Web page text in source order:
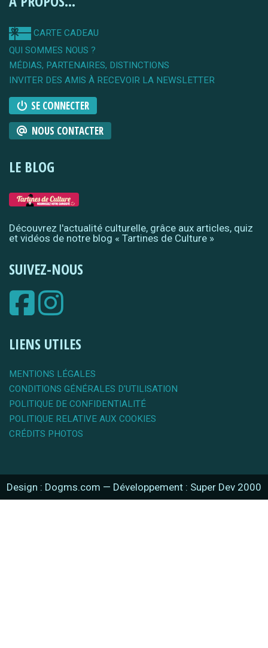
CARTE CADEAU
QUI SOMMES NOUS ?
MÉDIAS, PARTENAIRES, DISTINCTIONS
INVITER DES AMIS À RECEVOIR LA NEWSLETTER
SE CONNECTER
NOUS CONTACTER
LE BLOG
Découvrez l'actualité culturelle, grâce aux articles, quiz
et vidéos de notre blog « Tartines de Culture »
SUIVEZ-NOUS
LIENS UTILES
MENTIONS LÉGALES
CONDITIONS GÉNÉRALES D'UTILISATION
POLITIQUE DE CONFIDENTIALITÉ
POLITIQUE RELATIVE AUX COOKIES
CRÉDITS PHOTOS
Design : Dogms.com — Développement : Super Dev 2000